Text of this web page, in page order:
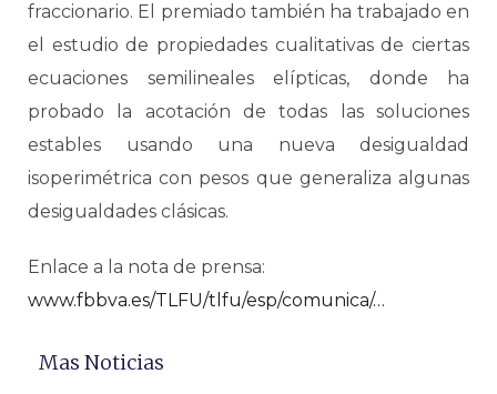
fraccionario. El premiado también ha trabajado en
el estudio de propiedades cualitativas de ciertas
ecuaciones semilineales elípticas, donde ha
probado la acotación de todas las soluciones
estables usando una nueva desigualdad
isoperimétrica con pesos que generaliza algunas
desigualdades clásicas.
Enlace a la nota de prensa:
www.fbbva.es/TLFU/tlfu/esp/comunica/…
Mas Noticias